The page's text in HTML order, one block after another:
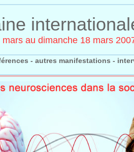
mars au dimanche 18 mars
- autres manifestations -